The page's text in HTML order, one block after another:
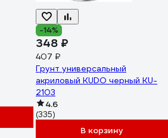
-14%
348 ₽
407 ₽
Грунт универсальный
акриловый KUDO черный KU-
2103
4.6
(335)
В корзину